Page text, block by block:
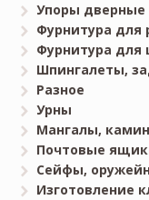
Упоры дверные
Фурнитура для
Фурнитура для
Шпингалеты,
Разное
Урны
Мангалы,
Почтовые
Сейфы,
Изготовление